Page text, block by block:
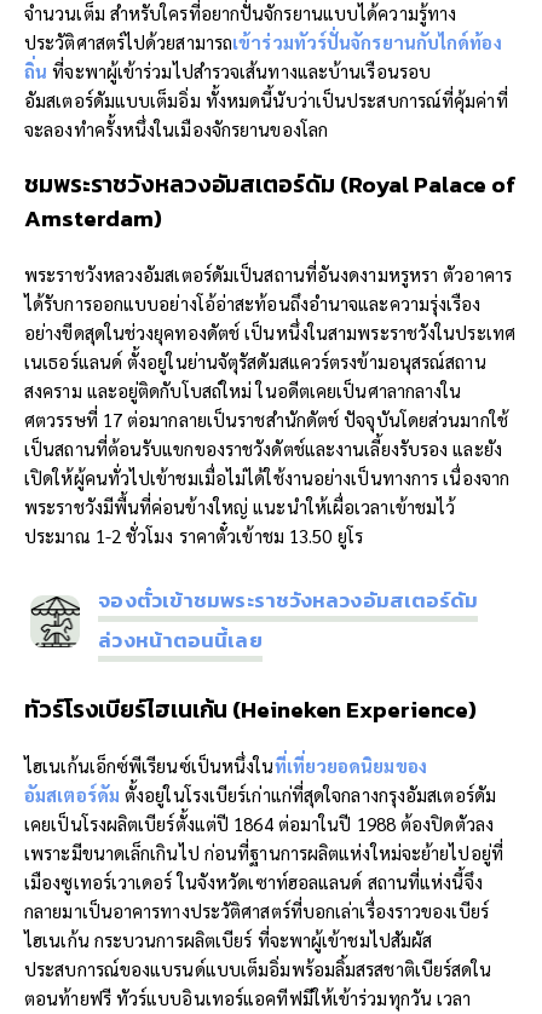
จำนวนเต็ม สำหรับใครที่อยากปั่นจักรยานแบบได้ความรู้ทาง
ประวัติศาสตร์ไปด้วยสามารถเข้าร่วมทัวร์ปั่นจักรยานกับไกด์ท้อง
ถิ่น ที่จะพาผู้เข้าร่วมไปสำรวจเส้นทางและบ้านเรือนรอบ
อัมสเตอร์ดัมแบบเต็มอิ่ม ทั้งหมดนี้นับว่าเป็นประสบการณ์ที่คุ้มค่าที่
จะลองทำครั้งหนึ่งในเมืองจักรยานของโลก
ชมพระราชวังหลวงอัมสเตอร์ดัม (Royal Palace of
Amsterdam)
พระราชวังหลวงอัมสเตอร์ดัมเป็นสถานที่อันงดงามหรูหรา ตัวอาคาร
ได้รับการออกแบบอย่างโอ้อ่าสะท้อนถึงอำนาจและความรุ่งเรือง
อย่างขีดสุดในช่วงยุคทองดัตช์ เป็นหนึ่งในสามพระราชวังในประเทศ
เนเธอร์แลนด์ ตั้งอยู่ในย่านจัตุรัสดัมสแควร์ตรงข้ามอนุสรณ์สถาน
สงคราม และอยู่ติดกับโบสถ์ใหม่ ในอดีตเคยเป็นศาลากลางใน
ศตวรรษที่ 17 ต่อมากลายเป็นราชสำนักดัตช์ ปัจจุบันโดยส่วนมากใช้
เป็นสถานที่ต้อนรับแขกของราชวังดัตช์และงานเลี้ยงรับรอง และยัง
เปิดให้ผู้คนทั่วไปเข้าชมเมื่อไม่ได้ใช้งานอย่างเป็นทางการ เนื่องจาก
พระราชวังมีพื้นที่ค่อนข้างใหญ่ แนะนำให้เผื่อเวลาเข้าชมไว้
ประมาณ 1-2 ชั่วโมง ราคาตั๋วเข้าชม 13.50 ยูโร
จองตั๋วเข้าชมพระราชวังหลวงอัมสเตอร์ดัม
ล่วงหน้าตอนนี้เลย
ทัวร์โรงเบียร์ไฮเนเก้น (Heineken Experience)
ไฮเนเก้นเอ็กซ์พีเรียนซ์เป็นหนึ่งในที่เที่ยวยอดนิยมของ
อัมสเตอร์ดัม ตั้งอยู่ในโรงเบียร์เก่าแก่ที่สุดใจกลางกรุงอัมสเตอร์ดัม
เคยเป็นโรงผลิตเบียร์ตั้งแต่ปี 1864 ต่อมาในปี 1988 ต้องปิดตัวลง
เพราะมีขนาดเล็กเกินไป ก่อนที่ฐานการผลิตแห่งใหม่จะย้ายไปอยู่ที่
เมืองซูเทอร์เวาเดอร์ ในจังหวัดเซาท์ฮอลแลนด์ สถานที่แห่งนี้จึง
กลายมาเป็นอาคารทางประวัติศาสตร์ที่บอกเล่าเรื่องราวของเบียร์
ไฮเนเก้น กระบวนการผลิตเบียร์ ที่จะพาผู้เข้าชมไปสัมผัส
ประสบการณ์ของแบรนด์แบบเต็มอิ่มพร้อมลิ้มสรสชาติเบียร์สดใน
ตอนท้ายฟรี ทัวร์แบบอินเทอร์แอคทีฟมีให้เข้าร่วมทุกวัน เวลา